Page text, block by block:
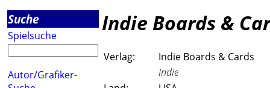
Suche
Spielsuche
Autor/Grafiker-
Indie Boards &
Verlag:
Indie Boards & Cards
Indie